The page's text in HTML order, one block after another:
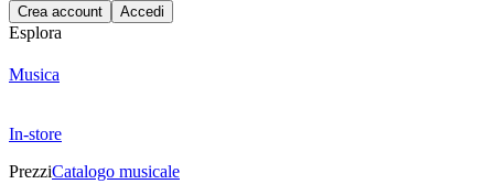
Crea account Accedi
Esplora
Musica
In-store
PrezziCatalogo musicale